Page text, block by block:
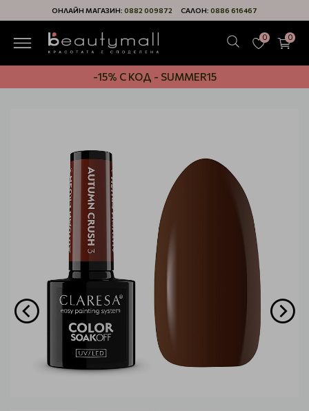
ОНЛАЙН МАГАЗИН: 0882 009872 САЛОН: 0886 616467
0 0
-15% С КОД - SUMMER15